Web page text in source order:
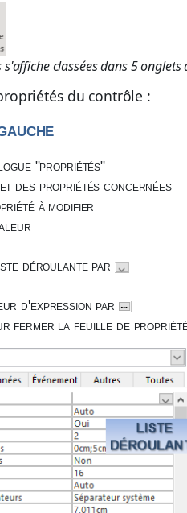
classées dans 5 onglets
du contrôle :
"propriétés"
des propriétés concernées
à modifier
déroulante par
d'expression par
fermer la feuille de